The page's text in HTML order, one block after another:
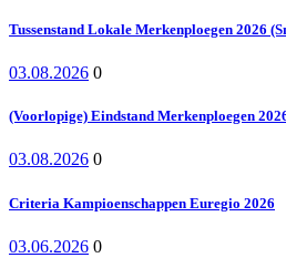
Tussenstand Lokale Merkenploegen 2026
03.08.2026 0
(Voorlopige) Eindstand Merkenploegen
03.08.2026 0
Criteria Kampioenschappen Euregio 2026
03.06.2026 0